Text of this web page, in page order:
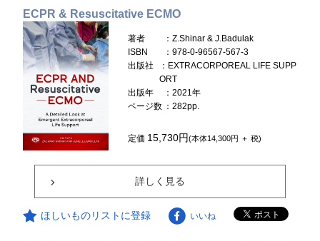
ECPR & Resuscitative ECMO
著者
：Z.Shinar & J.Badulak
ISBN
：978-0-96567-567-3
出版社
：EXTRACORPOREAL LIFE SUPP
ORT
出版年
：2021年
ページ数 ：282pp.
定価 15,730円(本体14,300円 ＋ 税)
詳しく見る
ほしいものリストに登録 いいね